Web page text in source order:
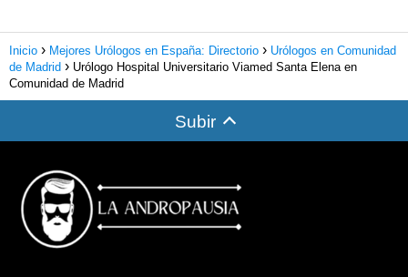
Inicio Mejores Urólogos en España: Directorio
Urólogos en Comunidad
de Madrid
Urólogo Hospital Universitario Viamed Santa Elena en
Comunidad de Madrid
Subir